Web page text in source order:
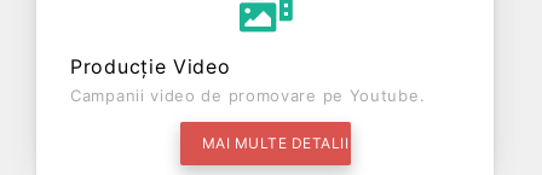
Producție Video
Campanii video de promovare pe Youtube.
MAI MULTE DETALII